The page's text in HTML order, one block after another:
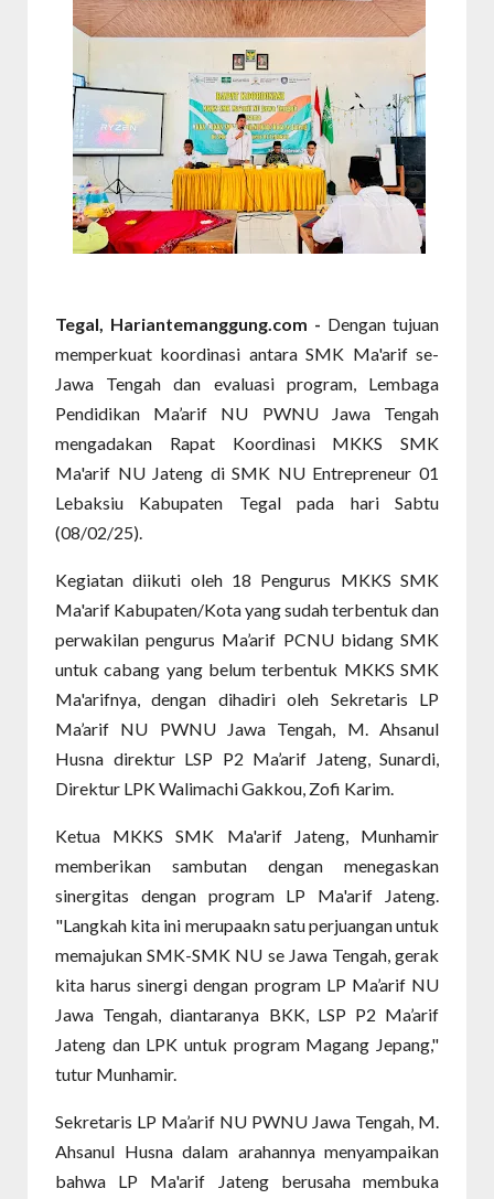
Tegal, Hariantemanggung.com - Dengan tujuan
memperkuat koordinasi antara SMK Ma'arif se-
Jawa Tengah dan evaluasi program, Lembaga
Pendidikan Ma’arif NU PWNU Jawa Tengah
mengadakan Rapat Koordinasi MKKS SMK
Ma'arif NU Jateng di SMK NU Entrepreneur 01
Lebaksiu Kabupaten Tegal pada hari Sabtu
(08/02/25).
Kegiatan diikuti oleh 18 Pengurus MKKS SMK
Ma'arif Kabupaten/Kota yang sudah terbentuk dan
perwakilan pengurus Ma’arif PCNU bidang SMK
untuk cabang yang belum terbentuk MKKS SMK
Ma'arifnya, dengan dihadiri oleh Sekretaris LP
Ma’arif NU PWNU Jawa Tengah, M. Ahsanul
Husna direktur LSP P2 Ma’arif Jateng, Sunardi,
Direktur LPK Walimachi Gakkou, Zofi Karim.
Ketua MKKS SMK Ma'arif Jateng, Munhamir
memberikan sambutan dengan menegaskan
sinergitas dengan program LP Ma'arif Jateng.
"Langkah kita ini merupaakn satu perjuangan untuk
memajukan SMK-SMK NU se Jawa Tengah, gerak
kita harus sinergi dengan program LP Ma’arif NU
Jawa Tengah, diantaranya BKK, LSP P2 Ma’arif
Jateng dan LPK untuk program Magang Jepang,"
tutur Munhamir.
Sekretaris LP Ma’arif NU PWNU Jawa Tengah, M.
Ahsanul Husna dalam arahannya menyampaikan
bahwa LP Ma'arif Jateng berusaha membuka